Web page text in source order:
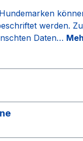
werden.
Daten…